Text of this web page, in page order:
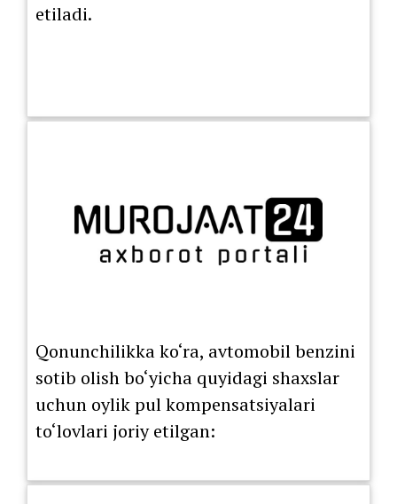
etiladi.
Qonunchilikka ko‘ra, avtomobil benzini
sotib olish bo‘yicha quyidagi shaxslar
uchun oylik pul kompensatsiyalari
to‘lovlari joriy etilgan: